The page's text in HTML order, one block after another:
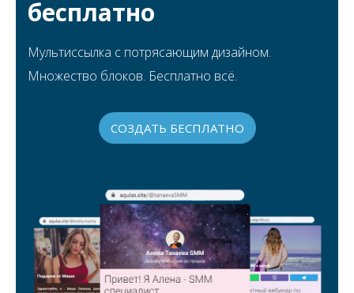
бесплатно
Мультиссылка с потрясающим дизайном.
Множество блоков. Бесплатно всё.
СОЗДАТЬ БЕСПЛАТНО